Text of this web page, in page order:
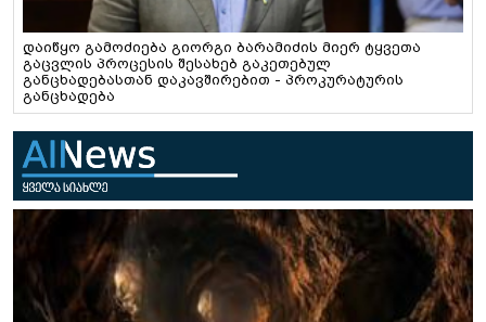
დაიწყო გამოძიება გიორგი ბარამიძის მიერ ტყვეთა
გაცვლის პროცესის შესახებ გაკეთებულ
განცხადებასთან დაკავშირებით - პროკურატურის
განცხადება